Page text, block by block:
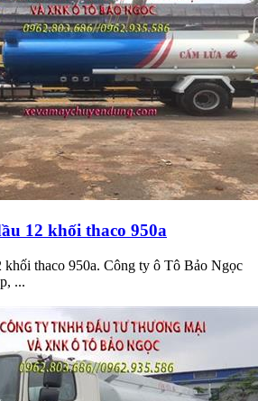
12 khối thaco 950a
khối thaco 950a. Công ty ô Tô Bảo Ngọc
...